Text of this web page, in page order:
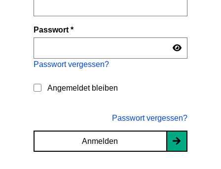
Passwort*
Passwort vergessen?
Angemeldet bleiben
Passwort vergessen?
Anmelden